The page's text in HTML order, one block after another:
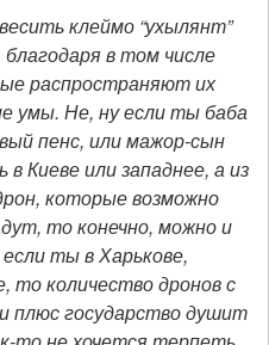
клеймо “ухылянт”
в том числе
распространяют их
умы. Не, ну если ты баба
пенс, или мажор-сын
Киеве или западнее, а из
которые возможно
то конечно, можно и
ты в Харькове,
то количество дронов с
плюс государство душит